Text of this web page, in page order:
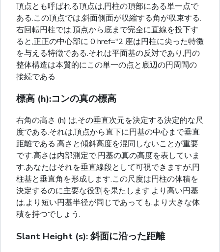
頂点とも呼ばれる頂点は,円柱の頂部にある単一点で
ある.この頂点では,斜面側面が収縮する角が収束する.
右回転円柱では,頂点から底まで完全に直線を投下す
ると,正正の中心部に 0 href="2 座は円柱に尖った特徴
を与える特徴である.それは平面基の反対であり,円の
整体構造は本質的にこの単一の点と底辺の円周間の
接続である.
標高 (h):コンの真の標高
右角の高さ (h) は,その垂直次元を決定する決定的な尺
度である.それは,頂点から直下に円基の中心まで垂直
距離である.高さと傾斜高度を混同しないことが重要
です.高さは内部測定で,円基の真の高度を表していま
す.あなたはそれを垂直線段として可視できますが,円
柱基と垂直角を形成します.この尺度は円柱の体積を
決定するのに主要な役割を果たします.より高い円基
は,より短い円基半径が同じであっても,より大きな体
積を持つでしょう.
Slant Height (s): 斜面に沿った距離